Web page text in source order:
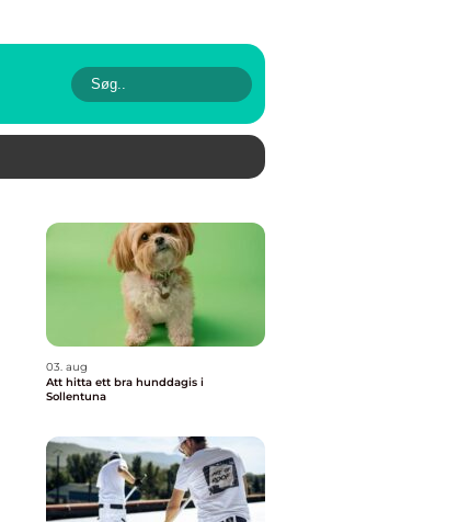
03. aug
Att hitta ett bra hunddagis i
Sollentuna